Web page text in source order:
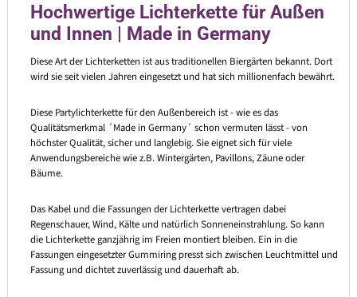
Hochwertige Lichterkette für Außen
und Innen | Made in Germany
Diese Art der Lichterketten ist aus traditionellen Biergärten bekannt. Dort
wird sie seit vielen Jahren eingesetzt und hat sich millionenfach bewährt.
Diese Partylichterkette für den Außenbereich ist - wie es das
Qualitätsmerkmal ´Made in Germany´ schon vermuten lässt - von
höchster Qualität, sicher und langlebig. Sie eignet sich für viele
Anwendungsbereiche wie z.B. Wintergärten, Pavillons, Zäune oder
Bäume.
Das Kabel und die Fassungen der Lichterkette vertragen dabei
Regenschauer, Wind, Kälte und natürlich Sonneneinstrahlung. So kann
die Lichterkette ganzjährig im Freien montiert bleiben. Ein in die
Fassungen eingesetzter Gummiring presst sich zwischen Leuchtmittel und
Fassung und dichtet zuverlässig und dauerhaft ab.